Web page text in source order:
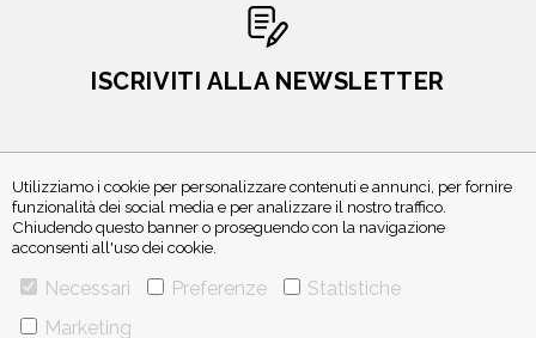
Utilizziamo i cookie per personalizzare contenuti e annunci, per fornire
funzionalità dei social media e per analizzare il nostro traffico.
Chiudendo questo banner o proseguendo con la navigazione
acconsenti all'uso dei cookie.
Necessari Preferenze
Statistiche
Marketing
ISCRIVITI ALLA NEWSLETTER